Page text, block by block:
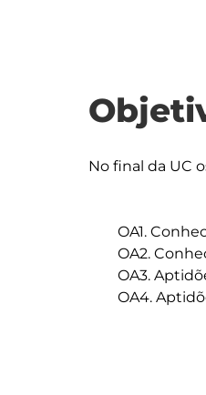
No final da UC